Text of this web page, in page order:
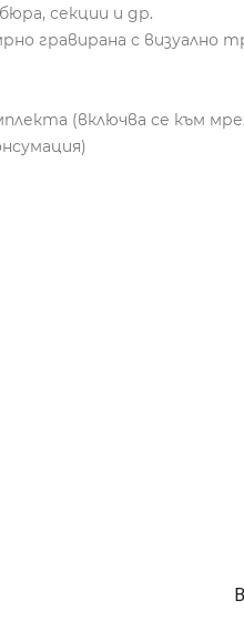
секции и др.
гравирана с визуално
(включва се към